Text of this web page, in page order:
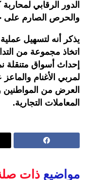
الدور الرقابي
والحرص الصارم على
يذكر أنه لتسهيل
اتخاذ مجموعة من
إحداث أسواق متنقلة
لمربي الأغنام
العرض من المواطنين
المعاملات التجارية.
مواضيع ذات